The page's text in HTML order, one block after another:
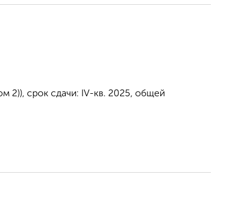
2)), срок сдачи: IV-кв. 2025, общей